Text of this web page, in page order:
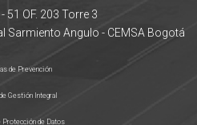
51 OF. 203 Torre 3
Sarmiento Angulo - CEMSA Bogotá
de Prevención
Gestión Integral
Protección de Datos